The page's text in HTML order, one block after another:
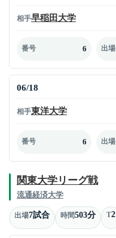
相手早稲田大学
番号 6 出場
06/18
相手東洋大学
番号 6 出場
関東大学リーグ戦
流通経済大学
出場7試合 時間503分 T2